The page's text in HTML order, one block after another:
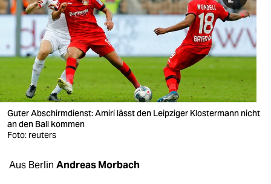
berlin
nord
wahrheit
verlag
verlag
veranstaltungen
Guter Abschirmdienst: Amiri lässt den Leipziger Klostermann nicht
an den Ball kommen
Foto: reuters
Aus Berlin Andreas Morbach